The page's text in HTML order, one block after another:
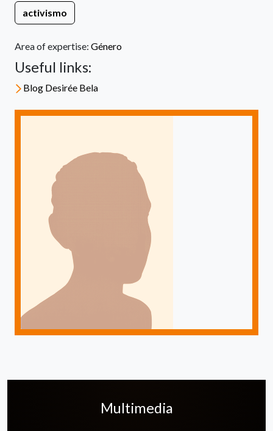
activismo
Area of expertise: Género
Useful links:
Blog Desirée Bela
Multimedia